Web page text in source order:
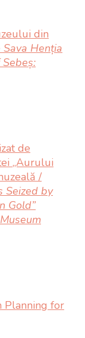
din
Sava Henția
de
„Aurului
/
Seized by
Gold”
Planning for